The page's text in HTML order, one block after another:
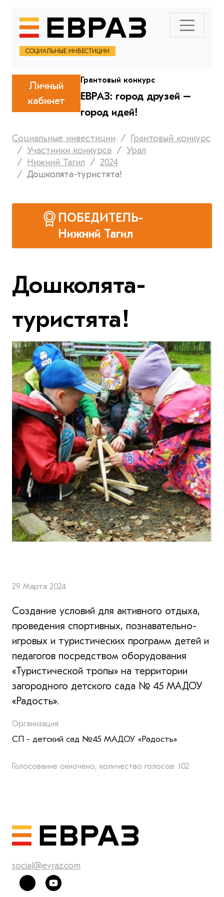
СОЦИАЛЬНЫЕ ИНВЕСТИЦИИ
Личный
кабинет
Грантовый конкурс
ЕВРАЗ: город друзей –
город идей!
Социальные инвестиции
Грантовый конкурс
Участники конкурса
Урал
Нижний Тагил
2024
Дошколята-туристята!
ПОБЕДИТЕЛЬ-
Нижний Тагил
Дошколята-
туристята!
29 Марта 2024
Создание условий для активного отдыха,
проведения спортивных, познавательно-
игровых и туристических программ детей и
педагогов посредством оборудования
«Туристической тропы» на территории
загородного детского сада № 45 МАДОУ
«Радость».
Организация
СП - детский сад №45 МАДОУ «Радость»
Голосование окночено, количество голосов: 102
social@evraz.com